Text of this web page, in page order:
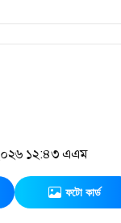
১২:৪৩ এএম
ফটো কার্ড